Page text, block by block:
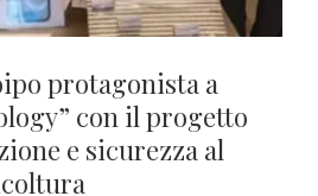
protagonista a
con il progetto
e sicurezza al